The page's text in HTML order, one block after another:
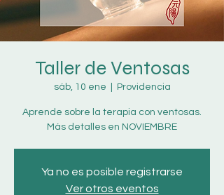
Taller de Ventosas
sáb, 10 ene Providencia
Aprende sobre la terapia con ventosas.
Más detalles en NOVIEMBRE
Ya no es posible registrarse
Ver otros eventos